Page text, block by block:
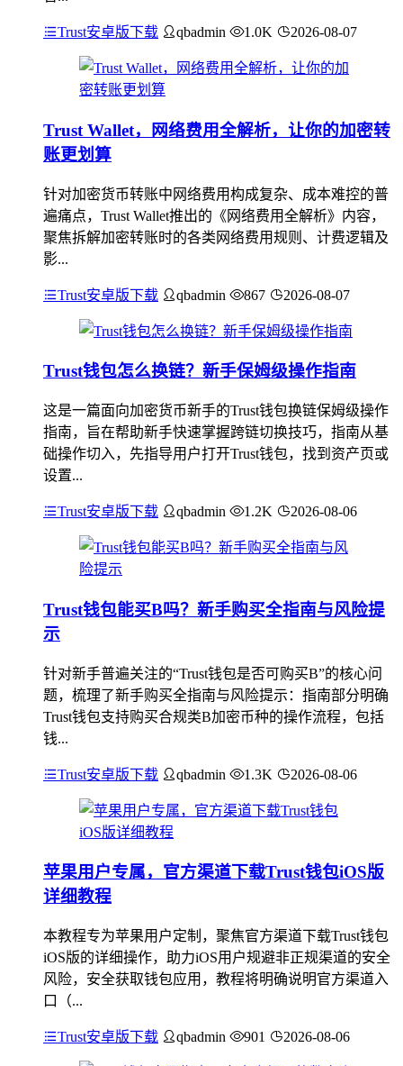
Trust安卓版下载 qbadmin 1.0K 2026-08-07
Trust Wallet，网络费用全解析，让你的加密转
账更划算
针对加密货币转账中网络费用构成复杂、成本难控的普
遍痛点，Trust Wallet推出的《网络费用全解析》内容，
聚焦拆解加密转账时的各类网络费用规则、计费逻辑及
影...
Trust安卓版下载 qbadmin 867 2026-08-07
Trust钱包怎么换链？新手保姆级操作指南
这是一篇面向加密货币新手的Trust钱包换链保姆级操作
指南，旨在帮助新手快速掌握跨链切换技巧，指南从基
础操作切入，先指导用户打开Trust钱包，找到资产页或
设置...
Trust安卓版下载 qbadmin 1.2K 2026-08-06
Trust钱包能买B吗？新手购买全指南与风险提
示
针对新手普遍关注的“Trust钱包是否可购买B”的核心问
题，梳理了新手购买全指南与风险提示：指南部分明确
Trust钱包支持购买合规类B加密币种的操作流程，包括
钱...
Trust安卓版下载 qbadmin 1.3K 2026-08-06
苹果用户专属，官方渠道下载Trust钱包iOS版
详细教程
本教程专为苹果用户定制，聚焦官方渠道下载Trust钱包
iOS版的详细操作，助力iOS用户规避非正规渠道的安全
风险，安全获取钱包应用，教程将明确说明官方渠道入
口（...
Trust安卓版下载 qbadmin 901 2026-08-06